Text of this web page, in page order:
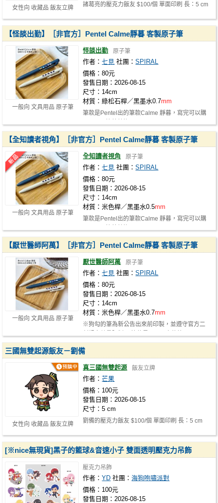
女性向 收藏品 飯友立牌
諸葛亮的壓克力飯友 $100/個 單面印刷 長：5 cm
一般向 文具用品 原子筆
【怪談出勤】［非官方］Pentel Calme靜暮 客製原子筆
怪談出勤 原子筆
作者：七見 社團：SPIRAL
價格：80元
發售日期：2026-08-15
尺寸：14cm
材質：綠松石桿／黑墨水0.7mm
筆款是Pentel出的筆款Calme 靜暮，寫完可以購
一般向 文具用品 原子筆
【全知讀者視角】［非官方］Pentel Calme靜暮 客製原子筆
全知讀者視角 原子筆
作者：七見 社團：SPIRAL
價格：80元
發售日期：2026-08-15
尺寸：14cm
材質：米色桿／黑墨水0.5mm
筆款是Pentel出的筆款Calme 靜暮，寫完可以購
一般向 文具用品 原子筆
【厭世醫師阿萬】［非官方］Pentel Calme靜暮 客製原子筆
厭世醫師阿萬 原子筆
作者：七見 社團：SPIRAL
價格：80元
發售日期：2026-08-15
尺寸：14cm
材質：米色桿／黑墨水0.7mm
※狗勾的筆為新公告出來前印製，並遵守官方二
女性向 收藏品 飯友立牌
三國無雙起源飯友－劉備
真三國無雙起源 飯友立牌
作者：芒果
價格：100元
發售日期：2026-08-15
尺寸：5 cm
劉備的壓克力飯友 $100/個 單面印刷 長：5 cm
[※nice無現貨]黑子的籃球&音速小子 雙面透明壓克力吊飾
壓克力吊飾
作者：YD 社團：海狗咆嘯派對
價格：100元
發售日期：2026-08-15